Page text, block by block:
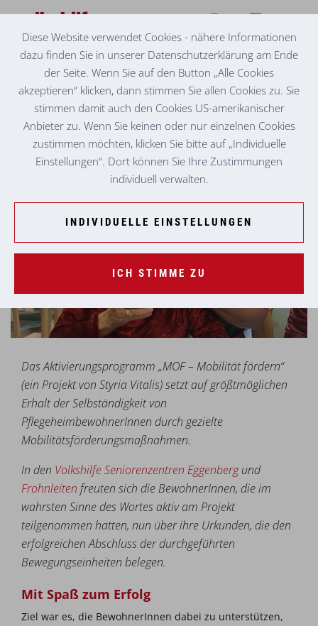
MOBILITÄT FÖRDERN,
SELBSTÄNDIGKEIT ERHALTEN
Das Aktivierungsprogramm „MOF – Mobilität fördern“
(ein Projekt von Styria Vitalis) setzt auf größtmöglichen
Erhalt der Selbständigkeit von
PflegeheimbewohnerInnen durch gezielte
Mobilitätsförderungsmaßnahmen.
In den Volkshilfe Seniorenzentren Eggenbergund
Frohnleiten freuten sich die BewohnerInnen, die im
wahrsten Sinne des Wortes aktiv am Projekt
teilgenommen hatten, nun über ihre Urkunden, die den
erfolgreichen Abschluss der durchgeführten
Bewegungseinheiten belegen.
Mit Spaß zum Erfolg
Ziel war es, die BewohnerInnen dabei zu unterstützen,
Diese Website verwendet Cookies - nähere Informationen
dazu finden Sie in unserer Datenschutzerklärung am Ende
der Seite. Wenn Sie auf den Button „Alle Cookies
akzeptieren“ klicken, dann stimmen Sie allen Cookies zu. Sie
stimmen damit auch den Cookies US-amerikanischer
Anbieter zu. Wenn Sie keinen oder nur einzelnen Cookies
zustimmen möchten, klicken Sie bitte auf „Individuelle
Einstellungen“. Dort können Sie Ihre Zustimmungen
individuell verwalten.
INDIVIDUELLE EINSTELLUNGEN
ICH STIMME ZU